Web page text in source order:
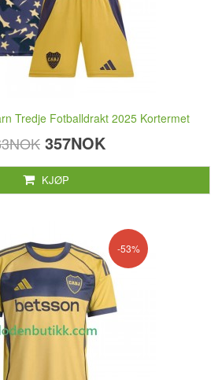
Tredje Fotballdrakt 2025 Kortermet
357NOK
KJØP
-53%